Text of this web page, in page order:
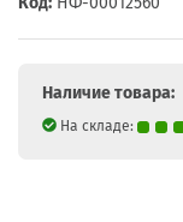
Наличие товара:
На складе: